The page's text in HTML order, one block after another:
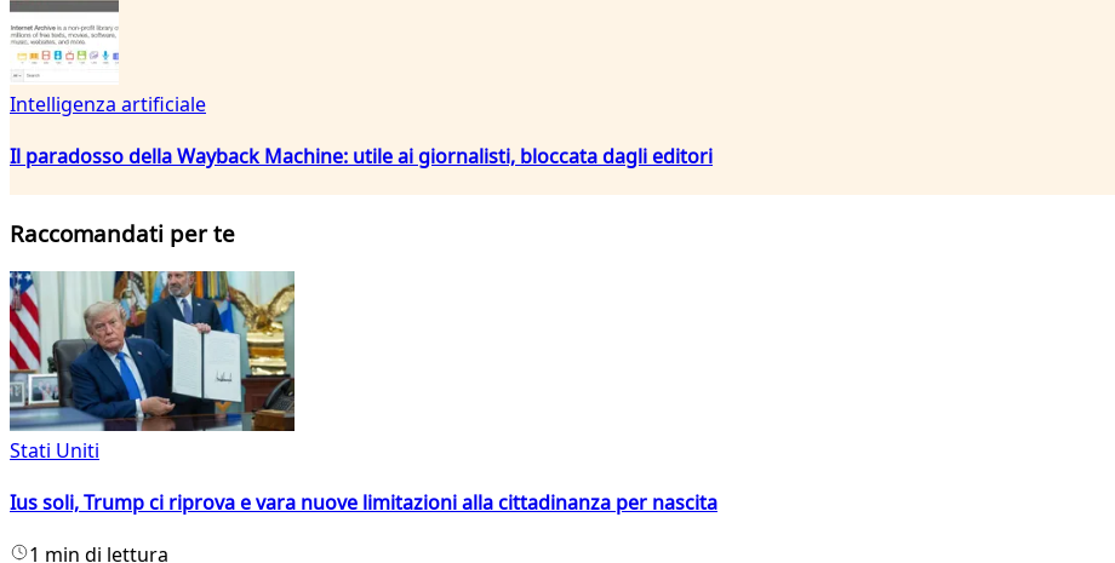
Intelligenza artificiale
Il paradosso della Wayback Machine: utile ai giornalisti, bloccata dagli editori
Raccomandati per te
Stati Uniti
Ius soli, Trump ci riprova e vara nuove limitazioni alla cittadinanza per nascita
1 min di lettura